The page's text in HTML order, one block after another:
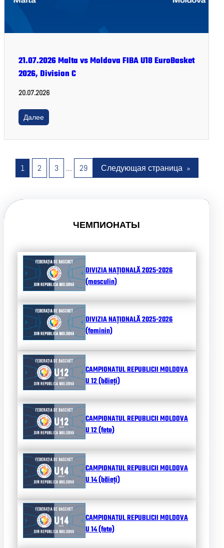
21.07.2026 Malta vs Moldova FIBA U18 EuroBasket
2026, Division C
20.07.2026
Далее
1 2 3 … 29 Следующая страница »
ЧЕМПИОНАТЫ
DIVIZIA NAȚIONALĂ 2025-2026
(masculin)
DIVIZIA NAȚIONALĂ 2025-2026
(feminin)
CAMPIONATUL REPUBLICII MOLDOVA
U 12 (băieți)
CAMPIONATUL REPUBLICII MOLDOVA
U 12 (fete)
CAMPIONATUL REPUBLICII MOLDOVA
U 14 (băieți)
CAMPIONATUL REPUBLICII MOLDOVA
U 14 (fete)